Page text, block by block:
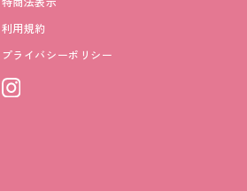
利用規約
プライバシーポリシー